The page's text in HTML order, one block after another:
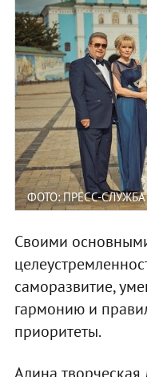
ФОТО: ПРЕСС-СЛУЖБА
Своими
саморазвитие,
гармонию и
приоритеты.
Алина творческая